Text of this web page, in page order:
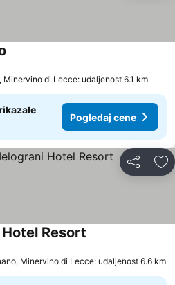
Minervino di Lecce: udaljenost 6.1 km
Pogledaj cene
Deli
Resort
Minervino di Lecce: udaljenost 6.6 km